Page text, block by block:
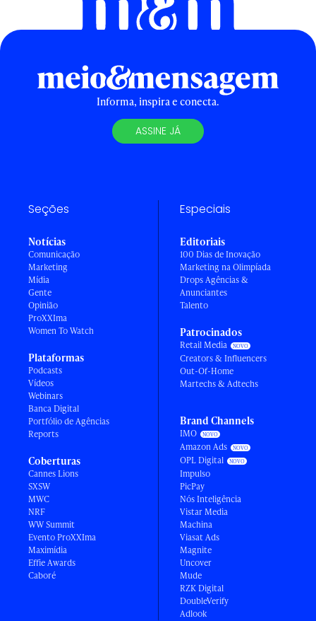
Informa, inspira e conecta.
ASSINE JÁ
Seções
Notícias
Comunicação
Marketing
Mídia
Gente
Opinião
ProXXIma
Women To Watch
Plataformas
Podcasts
Vídeos
Webinars
Banca Digital
Portfólio de Agências
Reports
Coberturas
Cannes Lions
SXSW
MWC
NRF
WW Summit
Evento ProXXIma
Maximídia
Effie Awards
Caboré
Especiais
Editoriais
100 Dias de Inovação
Marketing na Olimpíada
Drops Agências &
Anunciantes
Talento
Patrocinados
Retail Media
Creators & Influencers
Out-Of-Home
Martechs & Adtechs
Brand Channels
IMO
Amazon Ads
OPL Digital
Impulso
PicPay
Nós Inteligência
Vistar Media
Machina
Viasat Ads
Magnite
Uncover
Mude
RZK Digital
DoubleVerify
Adlook